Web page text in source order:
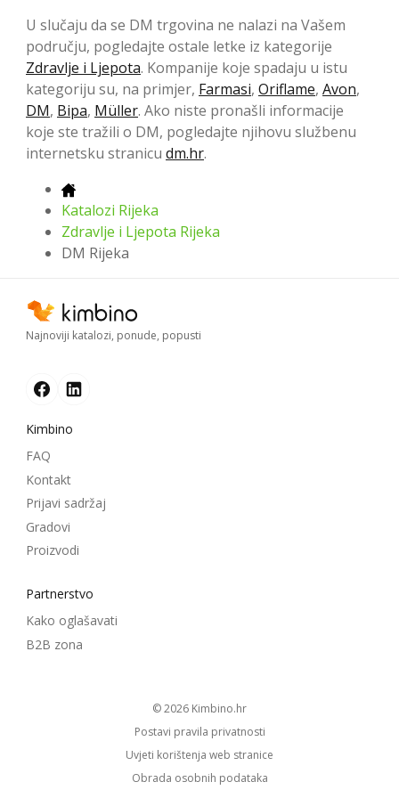
U slučaju da se DM trgovina ne nalazi na Vašem
području, pogledajte ostale letke iz kategorije
Zdravlje i Ljepota. Kompanije koje spadaju u istu
kategoriju su, na primjer, Farmasi, Oriflame, Avon,
DM, Bipa, Müller. Ako niste pronašli informacije
koje ste tražili o DM, pogledajte njihovu službenu
internetsku stranicu dm.hr.
Katalozi Rijeka
Zdravlje i Ljepota Rijeka
DM Rijeka
Najnoviji katalozi, ponude, popusti
Kimbino
FAQ
Kontakt
Prijavi sadržaj
Gradovi
Proizvodi
Partnerstvo
Kako oglašavati
B2B zona
© 2026
kimbino.hr
Postavi pravila privatnosti
Uvjeti korištenja web stranice
Obrada osobnih podataka